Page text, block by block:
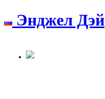
Энджел Дэй